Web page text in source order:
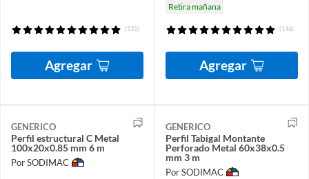
(131)
Agregar
Retira mañana
(146)
Agregar
GENERICO
Perfil estructural C Metal
100x20x0.85 mm 6 m
Por SODIMAC
GENERICO
Perfil Tabigal Montante
Perforado Metal 60x38x0.5
mm 3 m
Por SODIMAC